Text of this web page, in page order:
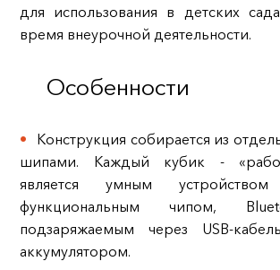
для использования в детских
время внеурочной деятельности.
Особенности
Конструкция собирается из
шипами. Каждый кубик -
является умным
функциональным чипом,
подзаряжаемым через USB-
аккумулятором.